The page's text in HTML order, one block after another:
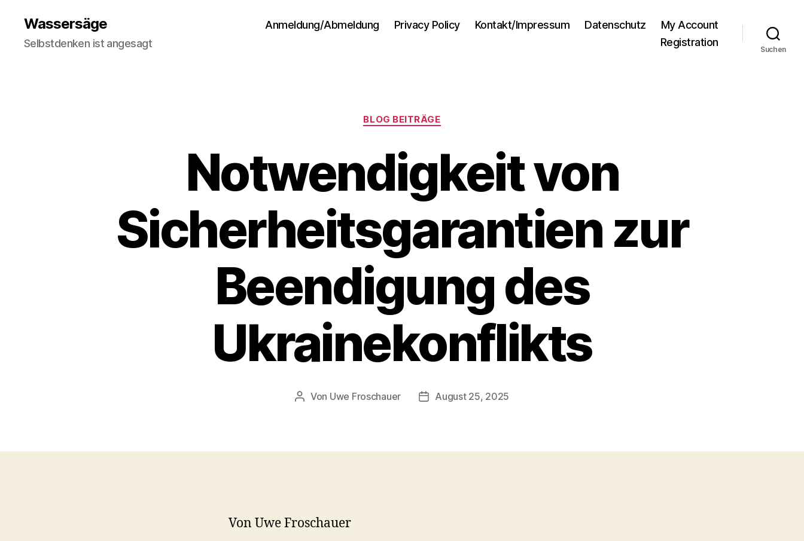
Wassersäge
Selbstdenken ist angesagt
Anmeldung/Abmeldung Privacy Policy Kontakt/Impressum Datenschutz
My Account
Registration
Suchen
Kategorien
BLOG BEITRÄGE
Notwendigkeit von
Sicherheitsgarantien zur
Beendigung des
Ukrainekonflikts
Beitragsautor
Von Uwe Froschauer Beitragsdatum
August 25, 2025
Von Uwe Froschauer